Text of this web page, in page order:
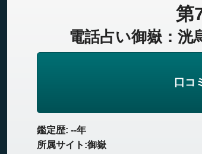
第
電話占い御嶽：洸
口コ
鑑定歴: --年
所属サイト:御嶽